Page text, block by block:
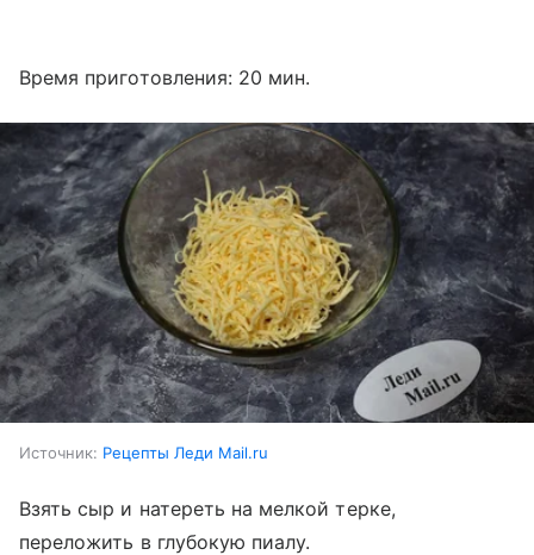
Время приготовления: 20 мин.
Источник: Рецепты Леди Mail.ru
Взять сыр и натереть на мелкой терке,
переложить в глубокую пиалу.